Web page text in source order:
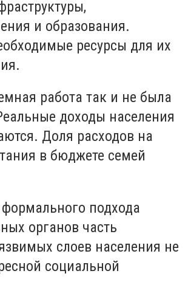
и образования.
ресурсы для их
работа так и не была
доходы населения
Доля расходов на
в бюджете семей
формального подхода
органов часть
слоев населения не
социальной